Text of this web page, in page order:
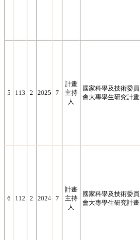
5 113 2 2025 7
計畫
主持
人
國家科學及技術委員
會大專學生研究計畫
6 112 2 2024 7
計畫
主持
人
國家科學及技術委員
會大專學生研究計畫